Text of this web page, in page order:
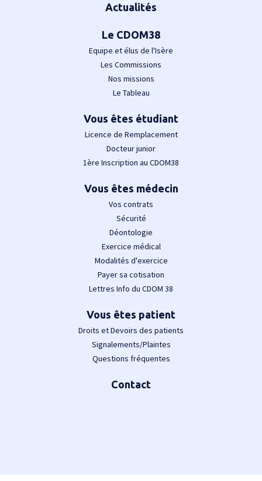
Actualités
Le CDOM38
Equipe et élus de l'Isère
Les Commissions
Nos missions
Le Tableau
Vous êtes étudiant
Licence de Remplacement
Docteur junior
1ère Inscription au CDOM38
Vous êtes médecin
Vos contrats
Sécurité
Déontologie
Exercice médical
Modalités d'exercice
Payer sa cotisation
Lettres Info du CDOM 38
Vous êtes patient
Droits et Devoirs des patients
Signalements/Plaintes
Questions fréquentes
Contact